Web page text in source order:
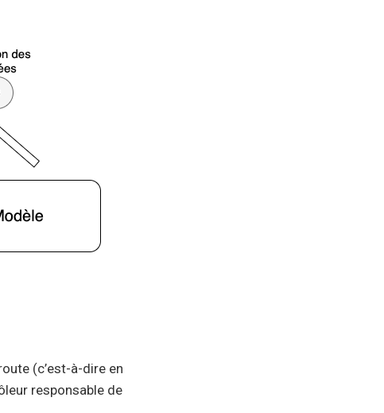
(c’est-à-dire en
responsable de